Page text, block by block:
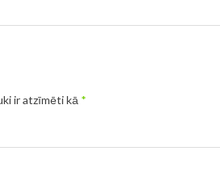
ir atzīmēti kā *